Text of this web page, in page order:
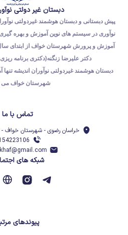
دبستان غیر دولتی
پیش دبستانی و دبستان هوشمند غیردولتی
نوآوری در سیستم های نوین آموزش و بهره
دکتر علیرضا زنگنه(دکتری برنامه
دبستان هوشمند غیردولتی نوآوران اندیشه
شهرستان خواف می
تماس با ما
خراسان رضوی - شهرستان خواف -
شبکه های
پیوندهای